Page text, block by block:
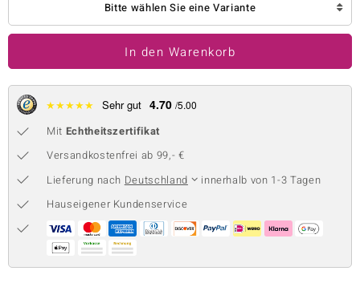
BY DE MELO
Collection
Bitte wählen Sie eine Variante
In den Warenkorb
★★★★★ Sehr gut 4.70 /5.00
Mit Echtheitszertifikat
Versandkostenfrei ab 99,- €
Lieferung nach Deutschland
innerhalb von 1-3 Tagen
Hauseigener Kundenservice